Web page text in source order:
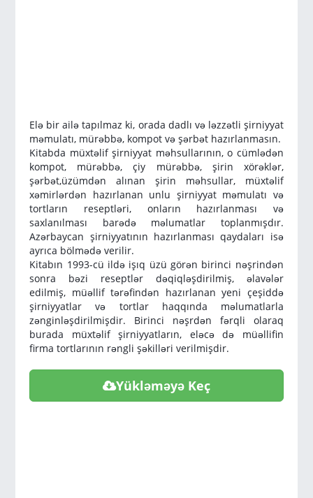
Elə bir ailə tapılmaz ki, orada dadlı və ləzzətli şirniyyat
məmulatı, mürəbbə, kompot və şərbət hazırlanmasın.
Kitabda müxtəlif şirniyyat məhsullarının, o cümlədən
kompot, mürəbbə, çiy mürəbbə, şirin xörəklər,
şərbət,üzümdən alınan şirin məhsullar, müxtəlif
xəmirlərdən hazırlanan unlu şirniyyat məmulatı və
tortların reseptləri, onların hazırlanması və
saxlanılması barədə məlumatlar toplanmışdır.
Azərbaycan şirniyyatının hazırlanması qaydaları isə
ayrıca bölmədə verilir.
Kitabın 1993-cü ildə işıq üzü görən birinci nəşrindən
sonra bəzi reseptlər dəqiqləşdirilmiş, əlavələr
edilmiş, müəllif tərəfindən hazırlanan yeni çeşiddə
şirniyyatlar və tortlar haqqında məlumatlarla
zənginləşdirilmişdir. Birinci nəşrdən fərqli olaraq
burada müxtəlif şirniyyatların, eləcə də müəllifin
firma tortlarının rəngli şəkilləri verilmişdir.
Yükləməyə Keç